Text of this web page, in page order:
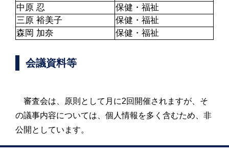
中原 忍
保健・福祉
三原 裕美子
保健・福祉
森岡 加奈
保健・福祉
会議資料等
審査会は、原則として月に2回開催されますが、そ
の議事内容については、個人情報を多く含むため、非
公開としています。